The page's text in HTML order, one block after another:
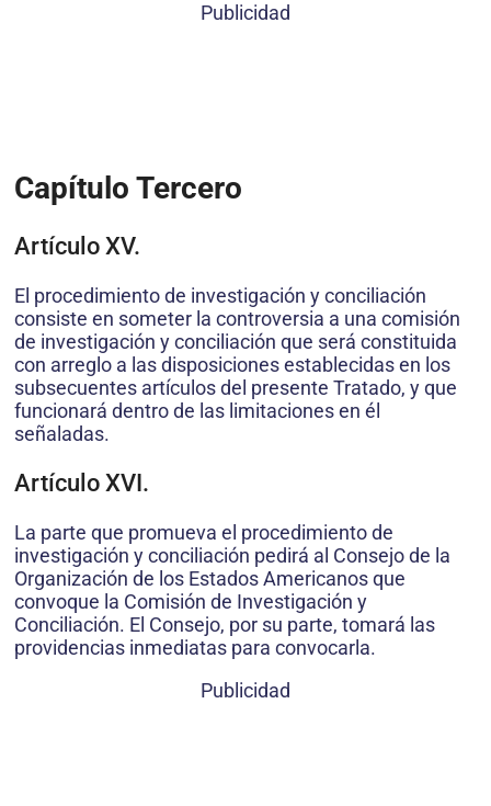
Publicidad
Capítulo Tercero
Artículo XV.
El procedimiento de investigación y conciliación
consiste en someter la controversia a una comisión
de investigación y conciliación que será constituida
con arreglo a las disposiciones establecidas en los
subsecuentes artículos del presente Tratado, y que
funcionará dentro de las limitaciones en él
señaladas.
Artículo XVI.
La parte que promueva el procedimiento de
investigación y conciliación pedirá al Consejo de la
Organización de los Estados Americanos que
convoque la Comisión de Investigación y
Conciliación. El Consejo, por su parte, tomará las
providencias inmediatas para convocarla.
Publicidad